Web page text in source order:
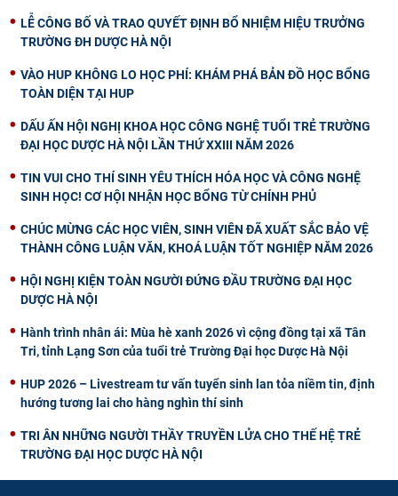
LỄ CÔNG BỐ VÀ TRAO QUYẾT ĐỊNH BỔ NHIỆM HIỆU TRƯỞNG
TRƯỜNG ĐH DƯỢC HÀ NỘI
VÀO HUP KHÔNG LO HỌC PHÍ: KHÁM PHÁ BẢN ĐỒ HỌC BỔNG
TOÀN DIỆN TẠI HUP
DẤU ẤN HỘI NGHỊ KHOA HỌC CÔNG NGHỆ TUỔI TRẺ TRƯỜNG
ĐẠI HỌC DƯỢC HÀ NỘI LẦN THỨ XXIII NĂM 2026
TIN VUI CHO THÍ SINH YÊU THÍCH HÓA HỌC VÀ CÔNG NGHỆ
SINH HỌC! CƠ HỘI NHẬN HỌC BỔNG TỪ CHÍNH PHỦ
CHÚC MỪNG CÁC HỌC VIÊN, SINH VIÊN ĐÃ XUẤT SẮC BẢO VỆ
THÀNH CÔNG LUẬN VĂN, KHOÁ LUẬN TỐT NGHIỆP NĂM 2026
HỘI NGHỊ KIỆN TOÀN NGƯỜI ĐỨNG ĐẦU TRƯỜNG ĐẠI HỌC
DƯỢC HÀ NỘI
Hành trình nhân ái: Mùa hè xanh 2026 vì cộng đồng tại xã Tân
Tri, tỉnh Lạng Sơn của tuổi trẻ Trường Đại học Dược Hà Nội
HUP 2026 – Livestream tư vấn tuyển sinh lan tỏa niềm tin, định
hướng tương lai cho hàng nghìn thí sinh
TRI ÂN NHỮNG NGƯỜI THẦY TRUYỀN LỬA CHO THẾ HỆ TRẺ
TRƯỜNG ĐẠI HỌC DƯỢC HÀ NỘI